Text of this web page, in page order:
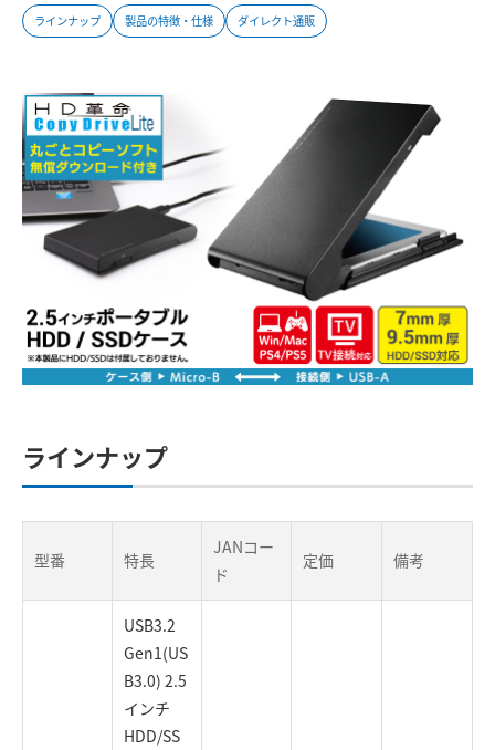
ラインナップ 製品の特徴・仕様 ダイレクト通販
ラインナップ
型番 特長
JANコー
ド
定価 備考
USB3.2
Gen1(US
B3.0) 2.5
インチ
HDD/SS